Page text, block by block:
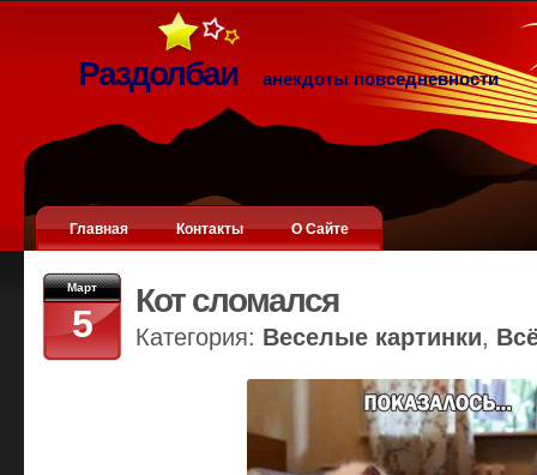
Раздолбаи анекдоты повседневности
Главная Контакты О Сайте
Март
5
Кот сломался
Категория: Веселые картинки,